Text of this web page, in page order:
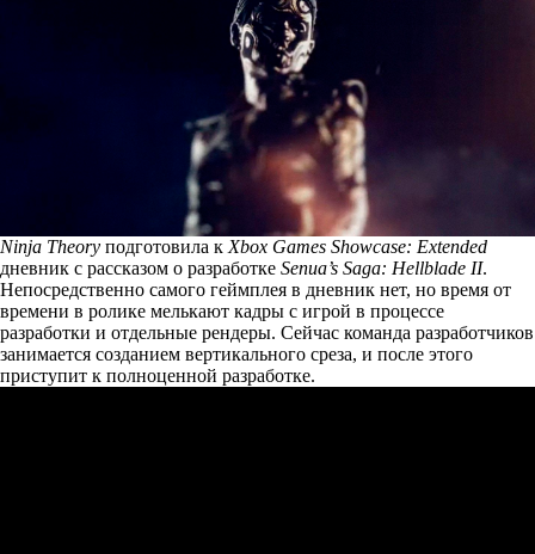
Ninja Theory подготовила к Xbox Games Showcase: Extended
дневник с рассказом о разработке Senua’s Saga: Hellblade II.
Непосредственно самого геймплея в дневник нет, но время от
времени в ролике мелькают кадры с игрой в процессе
разработки и отдельные рендеры. Сейчас команда разработчиков
занимается созданием вертикального среза, и после этого
приступит к полноценной разработке.